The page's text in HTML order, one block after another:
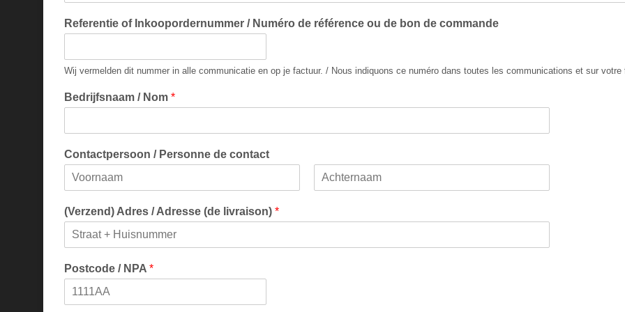
Referentie of Inkoopordernummer / Numéro de référence ou de bon de commande
Wij vermelden dit nummer in alle communicatie en op je factuur. / Nous indiquons ce numéro dans toutes les communications et sur votre
Bedrijfsnaam / Nom *
Contactpersoon / Personne de contact
e
r
e
r
d
e
e
d
e
(Verzend) Adres / Adresse (de livraison) *
Postcode / NPA *